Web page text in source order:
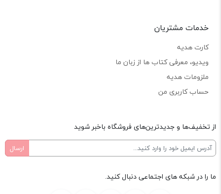
خدمات مشتریان
کارت هدیه
ویدیو، معرفی کتاب ها از زبان ما
ملزومات هدیه
حساب کاربری من
از تخفیف‌ها و جدیدترین‌های فروشگاه باخبر شوید
ما را در شبکه های اجتماعی دنبال کنید.